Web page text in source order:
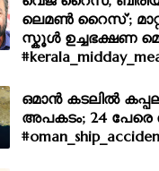
ലെമണ്‍ റൈസ്’;
സ്കൂൾ ഉച്ചഭക്ഷണ
ഒമാൻ കടലിൽ
അപകടം; 24 പേരെ